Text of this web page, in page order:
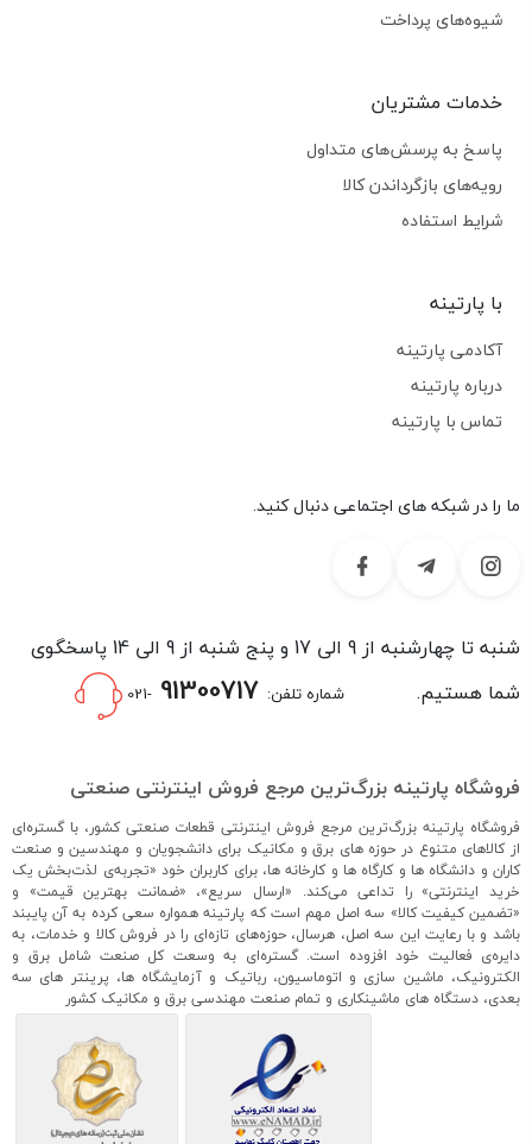
شیوه‌های پرداخت
خدمات مشتریان
پاسخ به پرسش‌های متداول
رویه‌های بازگرداندن کالا
شرایط استفاده
با پارتینه
آکادمی پارتینه
درباره پارتینه
تماس با پارتینه
ما را در شبکه های اجتماعی دنبال کنید.
شنبه تا چهارشنبه از 9 الی 17 و پنج شنبه از 9 الی 14 پاسخگوی
شما هستیم.
شماره تلفن: -021
فروشگاه پارتینه بزرگ‌ترین مرجع فروش اینترنتی صنعتی
فروشگاه پارتینه بزرگ‌ترین مرجع فروش اینترنتی قطعات صنعتی کشور، با گستره‌ای
از کالاهای متنوع در حوزه های برق و مکانیک برای دانشجویان و مهندسین و صنعت
کاران و دانشگاه ها و کارگاه ها و کارخانه ها، برای کاربران خود «تجربه‌ی لذت‌بخش یک
خرید اینترنتی» را تداعی می‌کند. «ارسال سریع»، «ضمانت بهترین قیمت» و
«تضمین کیفیت کالا» سه اصل مهم است که پارتینه همواره سعی کرده به آن پایبند
باشد و با رعایت این سه اصل، هرسال، حوزه‌های تازه‌ای را در فروش کالا و خدمات، به
دایره‌ی فعالیت خود افزوده است. گستره‌ای به وسعت کل صنعت شامل برق و
الکترونیک، ماشین سازی و اتوماسیون، رباتیک و آزمایشگاه ها، پرینتر های سه
بعدی، دستگاه های ماشینکاری و تمام صنعت مهندسی برق و مکانیک کشور